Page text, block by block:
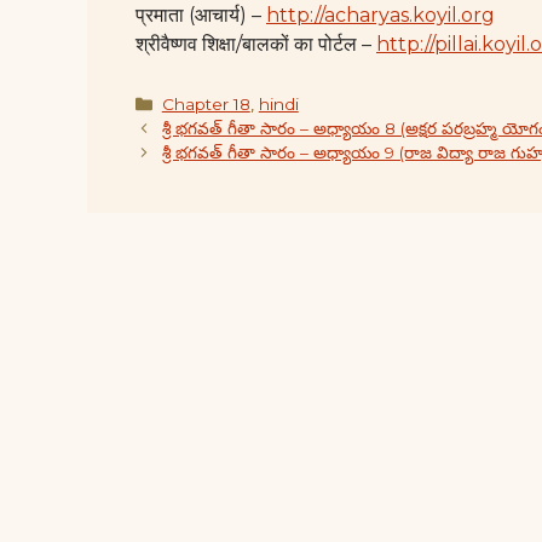
प्रमाता (आचार्य) – http://acharyas.koyil.org
श्रीवैष्णव शिक्षा/बालकों का पोर्टल – http://
Categories
Chapter 18 hindi
శ్రీ భగవత్ గీతా సారం – అధ్యాయం 8 (అక్షర పరబ్రహ్మ
శ్రీ భగవత్ గీతా సారం – అధ్యాయం 9 (రాజ విద్యా రాజ